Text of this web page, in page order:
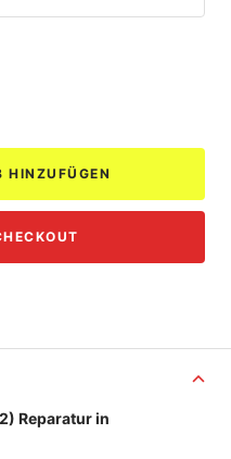
HINZUFÜGEN
Reparatur in